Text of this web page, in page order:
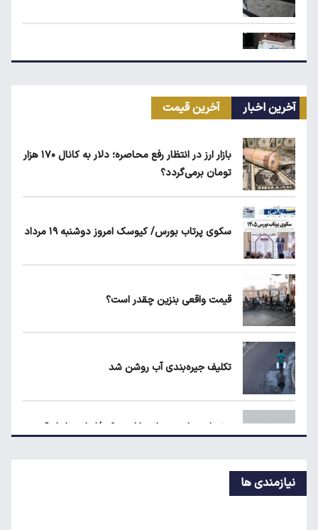
علت افزایش رقم برخی قبوض آب در تابستان
شرط جدید دریافت یارانه و کالابرگ
مرغ گران می‌شود
آخرین اخبار آخرین قیمت
بازار ارز در انتظار رفع محاصره؛ دلار به کانال ۱۷۰ هزار
تومان برمی‌گردد؟
سکوی پرتاب بورس/ کیوسک امروز دوشنبه ۱۹ مرداد
قیمت واقعی بنزین چقدر است؟
تکلیف جیره‌بندی آب روشن شد
هشدار مجلس درباره بازار مسکن/اجاره‌بها تا ۶۰
نیازمندی ها